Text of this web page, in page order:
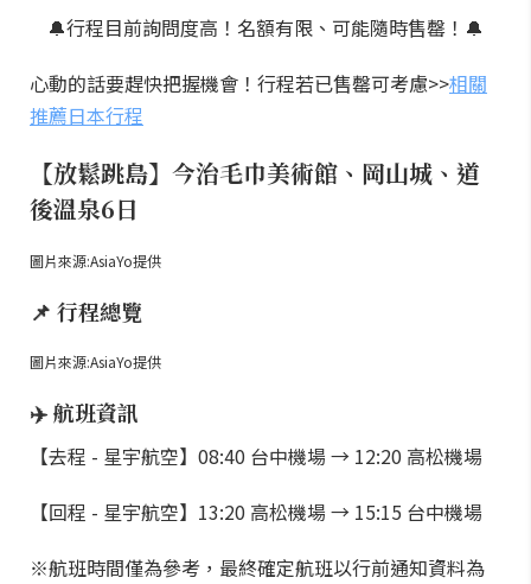
🔔行程目前詢問度高！名額有限、可能隨時售罄！🔔
心動的話要趕快把握機會！行程若已售罄可考慮>>相關
推薦日本行程
【放鬆跳島】今治毛巾美術館、岡山城、道
後溫泉6日
圖片來源:AsiaYo提供
📌 行程總覽
圖片來源:AsiaYo提供
✈️ 航班資訊
【去程 - 星宇航空】08:40 台中機場 → 12:20 高松機場
【回程 - 星宇航空】13:20 高松機場 → 15:15 台中機場
※航班時間僅為參考，最終確定航班以行前通知資料為